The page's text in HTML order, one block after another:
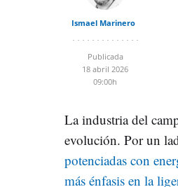
Ismael Marinero
Publicada
18 abril 2026
09:00h
La industria del
evolución. Por un
potenciadas con
más énfasis en la